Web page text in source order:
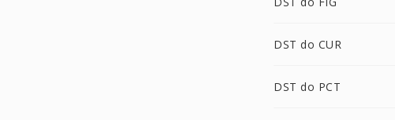
DST do CUR
DST do PCT